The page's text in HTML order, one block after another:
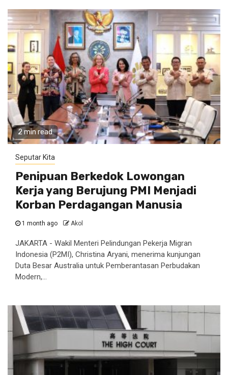
2 min read
Seputar Kita
Penipuan Berkedok Lowongan
Kerja yang Berujung PMI Menjadi
Korban Perdagangan Manusia
1 month ago Akol
JAKARTA - Wakil Menteri Pelindungan Pekerja Migran
Indonesia (P2MI), Christina Aryani, menerima kunjungan
Duta Besar Australia untuk Pemberantasan Perbudakan
Modern,...